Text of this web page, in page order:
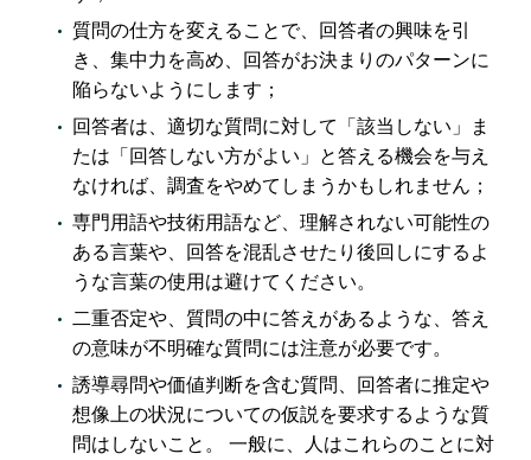
質問の仕方を変えることで、回答者の興味を引
き、集中力を高め、回答がお決まりのパターンに
陥らないようにします；
回答者は、適切な質問に対して「該当しない」ま
たは「回答しない方がよい」と答える機会を与え
なければ、調査をやめてしまうかもしれません；
専門用語や技術用語など、理解されない可能性の
ある言葉や、回答を混乱させたり後回しにするよ
うな言葉の使用は避けてください。
二重否定や、質問の中に答えがあるような、答え
の意味が不明確な質問には注意が必要です。
誘導尋問や価値判断を含む質問、回答者に推定や
想像上の状況についての仮説を要求するような質
問はしないこと。 一般に、人はこれらのことに対